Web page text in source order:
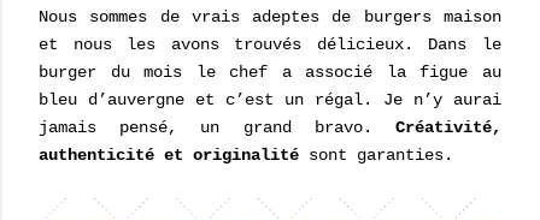
Nous sommes de vrais adeptes de burgers maison
et nous les avons trouvés délicieux. Dans le
burger du mois le chef a associé la figue au
bleu d’auvergne et c’est un régal. Je n’y aurai
jamais pensé, un grand bravo. Créativité,
authenticité et originalité sont garanties.